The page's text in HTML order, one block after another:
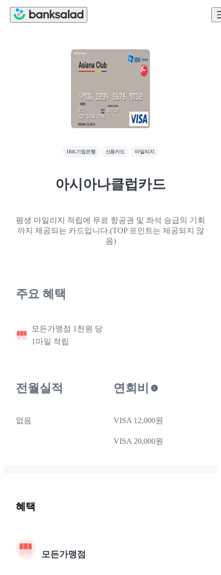
IBK기업은행 신용카드 마일리지
아시아나클럽카드
평생 마일리지 적립에 무료 항공권 및 좌석 승급의 기회
까지 제공되는 카드입니다.(TOP 포인트는 제공되지 않
음)
주요 혜택
모든가맹점 1천원 당
1마일 적립
전월실적
없음
연회비
VISA 12,000원
VISA 20,000원
혜택
모든가맹점